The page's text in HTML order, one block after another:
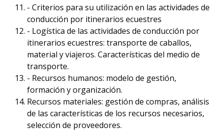
- Criterios para su utilización en las actividades de
conducción por itinerarios ecuestres
- Logística de las actividades de conducción por
itinerarios ecuestres: transporte de caballos,
material y viajeros. Características del medio de
transporte.
- Recursos humanos: modelo de gestión,
formación y organización.
Recursos materiales: gestión de compras, análisis
de las características de los recursos necesarios,
selección de proveedores.